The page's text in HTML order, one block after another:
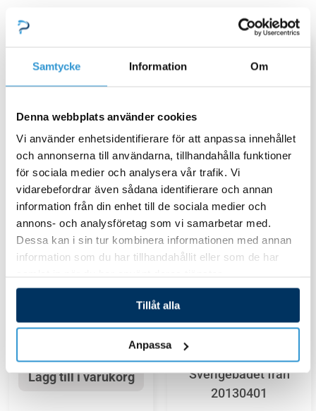
Samtycke Information Om
Denna webbplats använder cookies
Vi använder enhetsidentifierare för att anpassa innehållet
och annonserna till användarna, tillhandahålla funktioner
för sociala medier och analysera vår trafik. Vi
vidarebefordrar även sådana identifierare och annan
information från din enhet till de sociala medier och
annons- och analysföretag som vi samarbetar med.
Dessa kan i sin tur kombinera informationen med annan
information som du har tillhandahållit eller som de har
Tillåt alla
Anpassa
Relaterade Produkter
Ekerö från 20171001
1 495,00kr
Lägg till i varukorg
Sverigebadet från
20130401